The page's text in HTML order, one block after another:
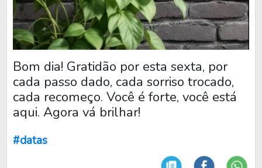
Bom dia! Gratidão por esta sexta, por
cada passo dado, cada sorriso trocado,
cada recomeço. Você é forte, você está
aqui. Agora vá brilhar!
#datas